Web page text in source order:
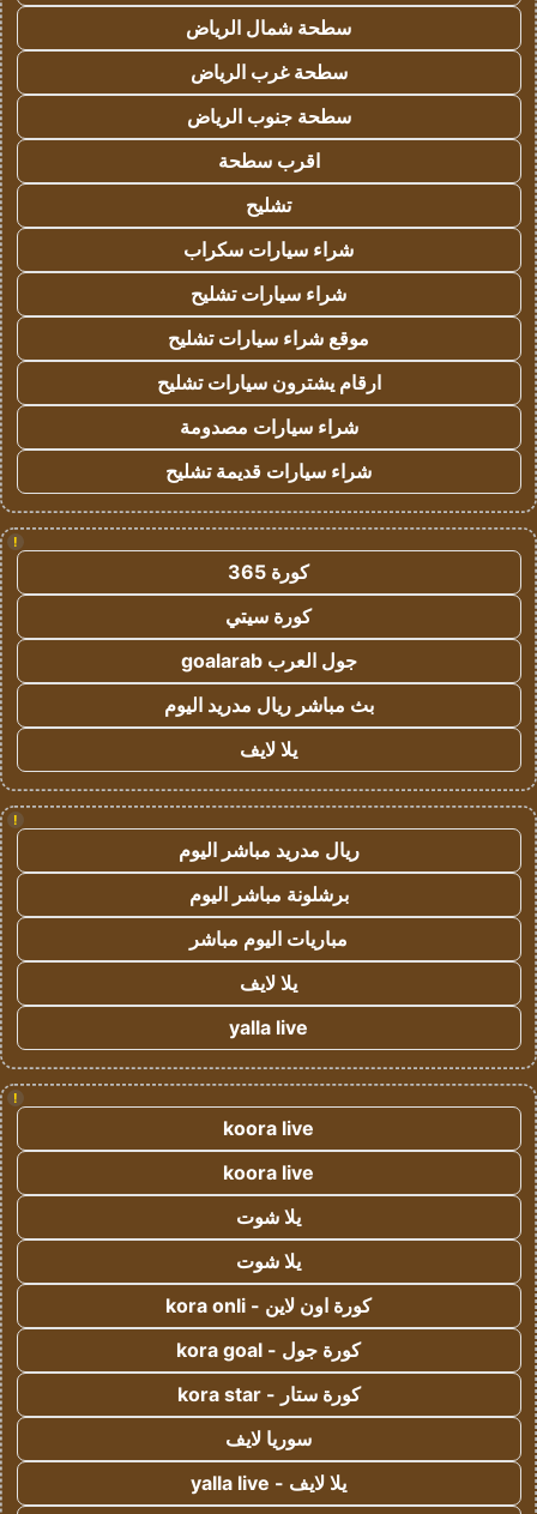
سطحة شمال الرياض
سطحة غرب الرياض
سطحة جنوب الرياض
اقرب سطحة
تشليح
شراء سيارات سكراب
شراء سيارات تشليح
موقع شراء سيارات تشليح
ارقام يشترون سيارات تشليح
شراء سيارات مصدومة
شراء سيارات قديمة تشليح
!
كورة 365
كورة سيتي
جول العرب goalarab
بث مباشر ريال مدريد اليوم
يلا لايف
!
ريال مدريد مباشر اليوم
برشلونة مباشر اليوم
مباريات اليوم مباشر
يلا لايف
yalla live
!
koora live
koora live
يلا شوت
يلا شوت
كورة اون لاين - kora onli
كورة جول - kora goal
كورة ستار - kora star
سوريا لايف
يلا لايف - yalla live